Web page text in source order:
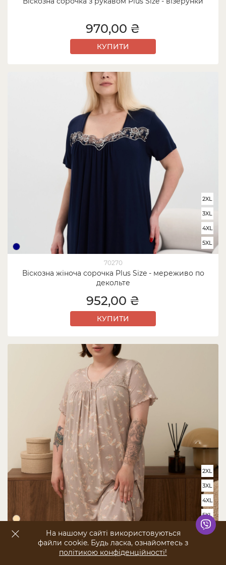
ПОКАЗАТИ ФІЛЬТР
970,00 ₴
КУПИТИ
70270
Віскозна жіноча сорочка Plus Size - мереживо по
декольте
2XL
3XL
4XL
5XL
952,00 ₴
КУПИТИ
70276
Віскозна жіноча сорочка з рукавом - Листя - Plus Size
2XL
3XL
4XL
5XL
На нашому сайті використовуються
файли cookie. Будь ласка, ознайомтесь з
політикою конфіденційності!